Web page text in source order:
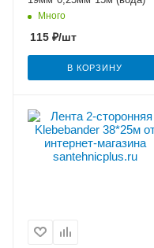
Много
115 ₽/шт
В КОРЗИНУ